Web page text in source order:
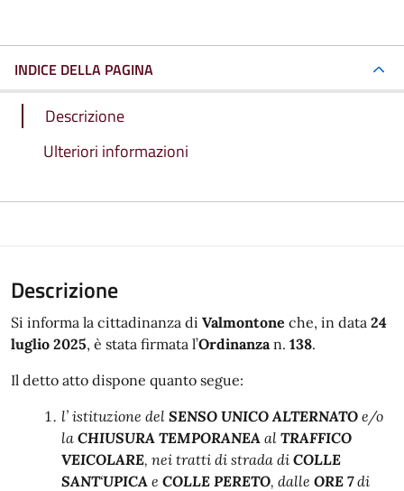
INDICE DELLA PAGINA
Descrizione
Ulteriori informazioni
Descrizione
Si informa la cittadinanza di Valmontone che, in data 24
luglio 2025, è stata firmata l’Ordinanza n. 138.
Il detto atto dispone quanto segue:
l’ istituzione del SENSO UNICO ALTERNATO e/o
la CHIUSURA TEMPORANEA al TRAFFICO
VEICOLARE, nei tratti di strada di COLLE
SANT‘UPICA e COLLE PERETO, dalle ORE 7di